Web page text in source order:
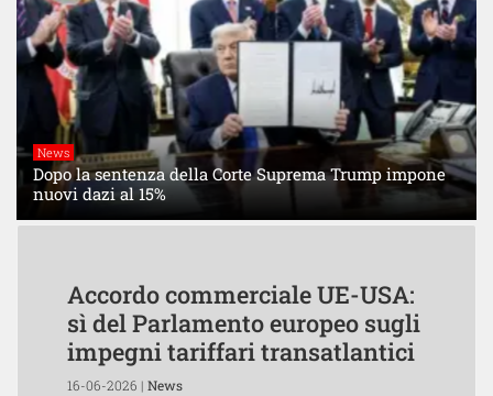
News
Dopo la sentenza della Corte Suprema Trump impone
nuovi dazi al 15%
Accordo commerciale UE-USA:
sì del Parlamento europeo sugli
impegni tariffari transatlantici
16-06-2026 | News